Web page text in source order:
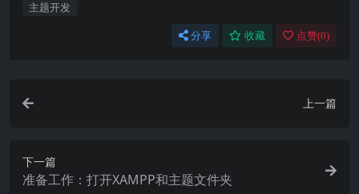
主题开发
分享 收藏 点赞(0)
上一篇
下一篇
准备工作：打开XAMPP和主题文件夹